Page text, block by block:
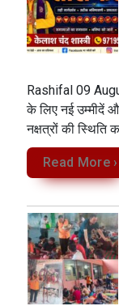
Rashifal 09
के लिए नई उम्मीदें
नक्षत्रों की स्थिति
Read More ›